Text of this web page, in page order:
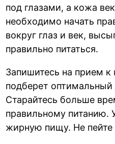
под глазами, а кожа
необходимо начать
вокруг глаз и век,
правильно питаться.
Запишитесь на прием к
подберет
Старайтесь больше
правильному питанию.
жирную пищу. Не пейте